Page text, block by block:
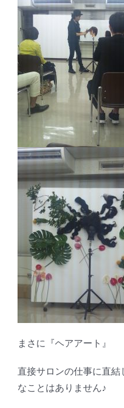
まさに『ヘアアート』
直接サロンの仕事に直
なことはありません♪